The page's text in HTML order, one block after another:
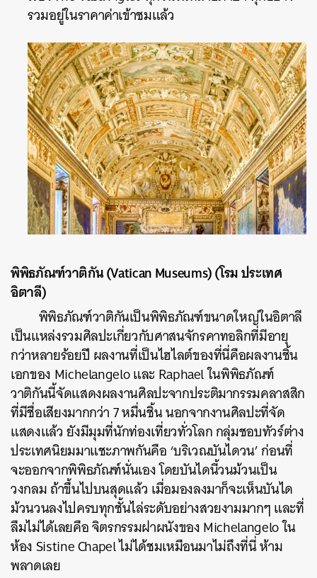
รวมอยู่ในราคาค่าเข้าชมแล้ว
พิพิธภัณฑ์วาติกัน (Vatican Museums) (โรม ประเทศ
อิตาลี)
พิพิธภัณฑ์วาติกันเป็นพิพิธภัณฑ์ขนาดใหญ่ในอิตาลี
เป็นแหล่งรวมศิลปะเกี่ยวกับศาสนจักรคาทอลิกที่มีอายุ
กว่าหลายร้อยปี ผลงานที่เป็นไฮไลต์ของที่นี่คือผลงานชิ้น
เอกของ Michelangelo และ Raphael ในพิพิธภัณฑ์
วาติกันนี้จัดแสดงผลงานศิลปะจากประติมากรรมคลาสสิก
ที่มีชื่อเสียงมากกว่า 7 หมื่นชิ้น นอกจากงานศิลปะที่จัด
แสดงแล้ว ยังมีมุมที่นักท่องเที่ยวทั่วโลก กลุ่มชอบทัวร์ต่าง
ประเทศนิยมมาแชะภาพกันคือ ‘บริเวณบันไดวน’ ก่อนที่
จะออกจากพิพิธภัณฑ์นั่นเอง โดยบันไดนี้วนม้วนเป็น
วงกลม ถ้าขึ้นไปบนสุดแล้ว เมื่อมองลงมาก็จะเห็นบันได
ม้วนวนลงไปครบทุกชั้นไล่ระดับอย่างสวยงามมากๆ และที่
ลืมไม่ได้เลยคือ จิตรกรรมฝาผนังของ Michelangelo ใน
ห้อง Sistine Chapel ไม่ได้ชมเหมือนมาไม่ถึงที่นี่ ห้าม
พลาดเลย